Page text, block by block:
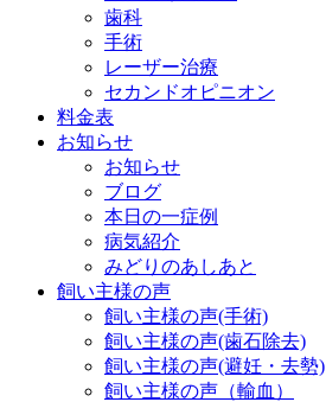
歯科
手術
レーザー治療
セカンドオピニオン
料金表
お知らせ
お知らせ
ブログ
本日の一症例
病気紹介
みどりのあしあと
飼い主様の声
飼い主様の声(手術)
飼い主様の声(歯石除去)
飼い主様の声(避妊・去勢)
飼い主様の声（輸血）